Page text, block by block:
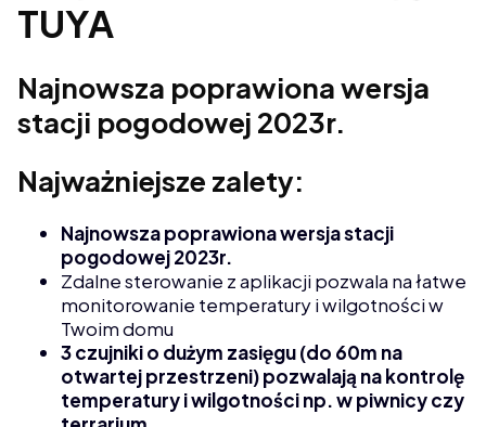
TUYA
Najnowsza poprawiona wersja
stacji pogodowej 2023r.
Najważniejsze zalety:
Najnowsza poprawiona wersja stacji
pogodowej 2023r.
Zdalne sterowanie z aplikacji pozwala na łatwe
monitorowanie temperatury i wilgotności w
Twoim domu
3 czujniki o dużym zasięgu (do 60m na
otwartej przestrzeni) pozwalają na kontrolę
temperatury i wilgotności np. w piwnicy czy